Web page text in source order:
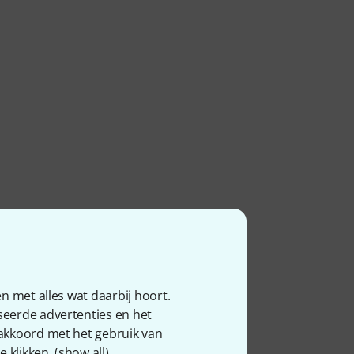
met alles wat daarbij hoort.
advertenties en het
met het gebruik van